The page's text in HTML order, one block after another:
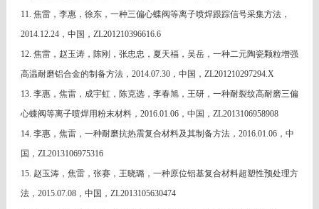
11. 焦雷，李惠，徐东，一种三偏心蝶阀等离子喷焊跟踪信号采集方法，
2014.12.24，中国，ZL201210396616.6
12. 焦雷，赵玉涛，陈刚，张忠忠，夏天福，吴岳，一种二元陶瓷颗粒增强
高温耐磨铝合金的制备方法，2014.07.30，中国，ZL201210297294.X
13. 李惠，焦雷，成宇虹，陈克选，李春旭，王研，一种耐裂纹高耐磨三偏
心蝶阀等离子喷焊用粉末材料，2016.01.06，中国，ZL2013106958908
14. 李惠，焦雷，一种耐磨抗热震复合材料及其制备方法，2016.01.06，中
国，ZL2013106975316
15. 赵玉涛，焦雷，张赛，王晓璐，一种原位铝基复合材料超塑性预处理方
法，2015.07.08，中国，ZL2013105630474